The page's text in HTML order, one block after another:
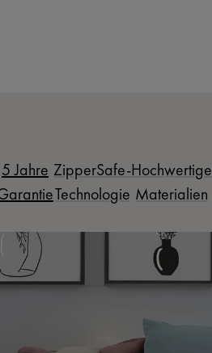
5 Jahre ZipperSafe-
Technologie
Hochwertige
Materialien